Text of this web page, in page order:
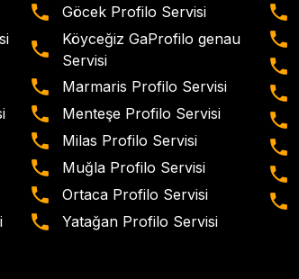
Göcek Profilo Servisi
Köyceğiz GaProfilo genau
Servisi
Marmaris Profilo Servisi
Menteşe Profilo Servisi
Milas Profilo Servisi
Muğla Profilo Servisi
Ortaca Profilo Servisi
Yatağan Profilo Servisi